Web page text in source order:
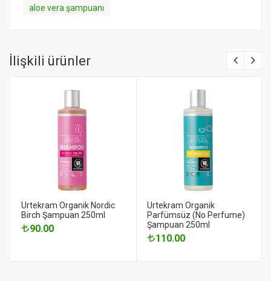
aloe vera şampuanı
İlişkili ürünler
Urtekram Organik Nordic
Birch Şampuan 250ml
90.00
Urtekram Organik
Parfümsüz (No Perfume)
Şampuan 250ml
110.00